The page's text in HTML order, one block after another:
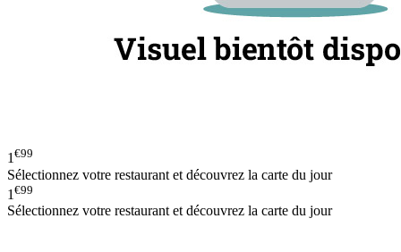
1€99
Sélectionnez votre restaurant et découvrez la carte du jour
1 €99
Sélectionnez votre restaurant et découvrez la carte du jour